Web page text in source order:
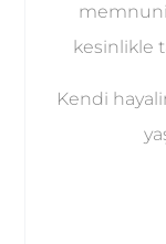
kesinlikle
Kendi